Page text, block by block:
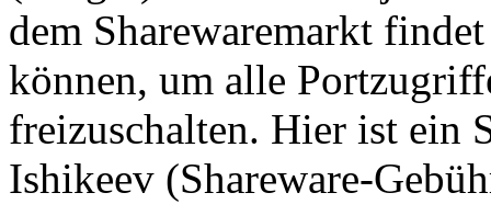
dem Sharewaremarkt
können, um alle
freizuschalten. Hier ist ein
Ishikeev (Shareware-